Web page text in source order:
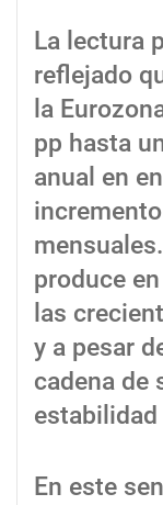
La lectura
reflejado
la
pp hasta
anual en
produce
las
y a pesar
cadena de
En este